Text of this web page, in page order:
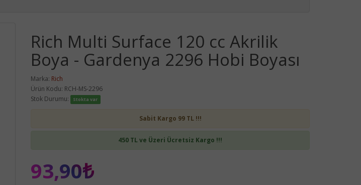
Rich Multi Surface 120 cc Akrilik
Boya - Gardenya 2296 Hobi Boyası
Marka: Rich
Ürün Kodu: RCH-MS-2296
Stok Durumu:
Stokta var
Sabit Kargo 99 TL !!!
450 TL ve Üzeri Ücretsiz Kargo !!!
93,90₺